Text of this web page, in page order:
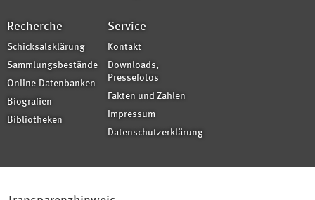
Recherche
Schicksalsklärung
Sammlungsbestände
Online-Datenbanken
Biografien
Bibliotheken
Service
Kontakt
Downloads,
Pressefotos
Fakten und Zahlen
Impressum
Datenschutzerklärung